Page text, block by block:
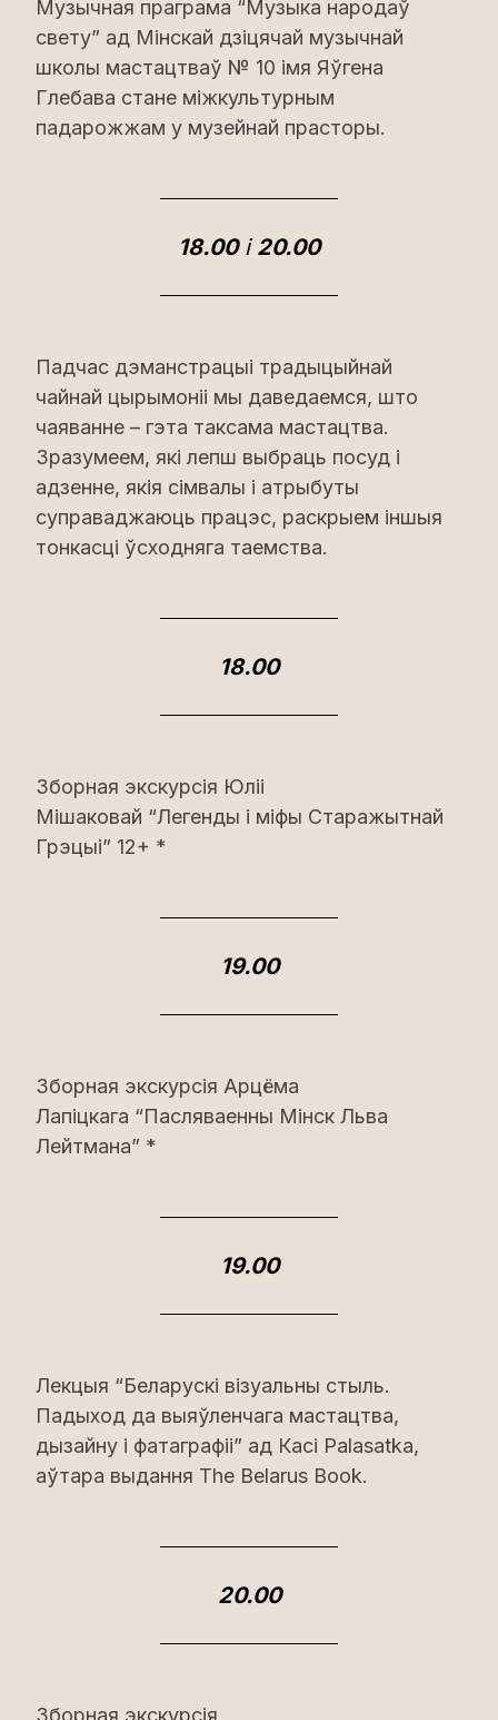
Музычная праграма “Музыка народаў
свету” ад Мінскай дзіцячай музычнай
школы мастацтваў № 10 імя Яўгена
Глебава стане міжкультурным
падарожжам у музейнай прасторы.
18.00і 20.00
Падчас дэманстрацыі традыцыйнай
чайнай цырымоніі мы даведаемся, што
чаяванне – гэта таксама мастацтва.
Зразумеем, які лепш выбраць посуд і
адзенне, якія сімвалы і атрыбуты
суправаджаюць працэс, раскрыем іншыя
тонкасці ўсходняга таемства.
18.00
Зборная экскурсія Юліі
Мішаковай “Легенды і міфы Старажытнай
Грэцыі” 12+ *
19.00
Зборная экскурсія Арцёма
Лапіцкага “Пасляваенны Мінск Льва
Лейтмана” *
19.00
Лекцыя “Беларускі візуальны стыль.
Падыход да выяўленчага мастацтва,
дызайну і фатаграфіі” ад Касі Palasatka,
аўтара выдання The Belarus Book.
20.00
Зборная экскурсія